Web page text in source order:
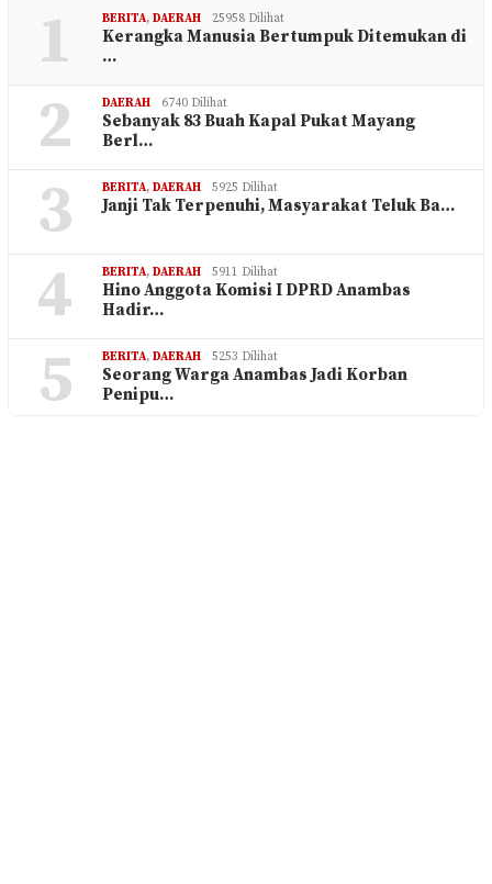
1 BERITA, DAERAH 25958 Dilihat
Kerangka Manusia Bertumpuk Ditemukan di
…
2 DAERAH 6740 Dilihat
Sebanyak 83 Buah Kapal Pukat Mayang
Berl…
3 BERITA, DAERAH 5925 Dilihat
Janji Tak Terpenuhi, Masyarakat Teluk Ba…
4 BERITA, DAERAH 5911 Dilihat
Hino Anggota Komisi I DPRD Anambas
Hadir…
5 BERITA, DAERAH 5253 Dilihat
Seorang Warga Anambas Jadi Korban
Penipu…